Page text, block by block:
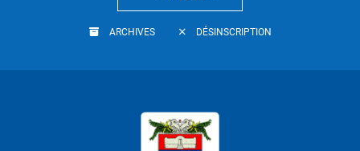
ARCHIVES DÉSINSCRIPTION